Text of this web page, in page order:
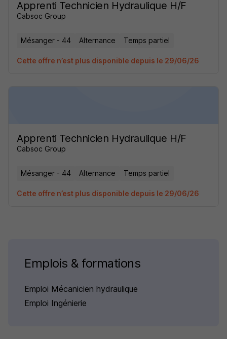
Apprenti Technicien Hydraulique H/F
Cabsoc Group
Mésanger - 44 Alternance Temps partiel
Cette offre n’est plus disponible depuis le 29/06/26
Apprenti Technicien Hydraulique H/F
Cabsoc Group
Mésanger - 44 Alternance Temps partiel
Cette offre n’est plus disponible depuis le 29/06/26
Emplois & formations
Emploi Mécanicien hydraulique
Emploi Ingénierie